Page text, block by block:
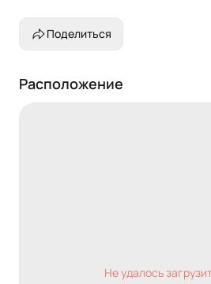
Поделиться
Расположение
Не удалось